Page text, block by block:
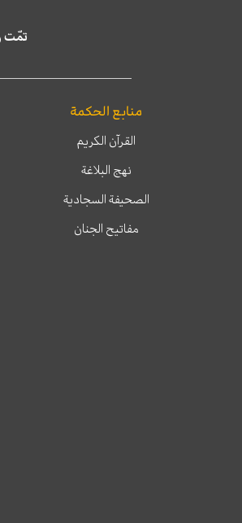
تمّت زيارة موقع سراج
منابع الحكمة
القرآن الكريم
نهج البلاغة
الصحيفة السجادية
مفاتيح الجنان